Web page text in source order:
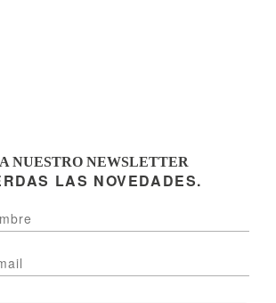
NUESTRO NEWSLETTER
LAS NOVEDADES.